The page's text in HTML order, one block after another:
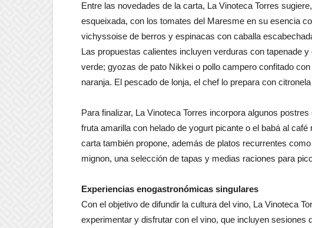
Entre las novedades de la carta, La Vinoteca Torres
esqueixada, con los tomates del Maresme en su esencia
vichyssoise de berros y espinacas con caballa
Las propuestas calientes incluyen verduras con tapenade
verde; gyozas de pato Nikkei o pollo campero confitado
naranja. El pescado de lonja, el chef lo prepara con
Para finalizar, La Vinoteca Torres incorpora algunos
fruta amarilla con helado de yogurt picante o el babá al
carta también propone, además de platos recurrentes
mignon, una selección de tapas y medias raciones para
Experiencias enogastronómicas singulares
Con el objetivo de difundir la cultura del vino, La Vinoteca
experimentar y disfrutar con el vino, que incluyen sesiones